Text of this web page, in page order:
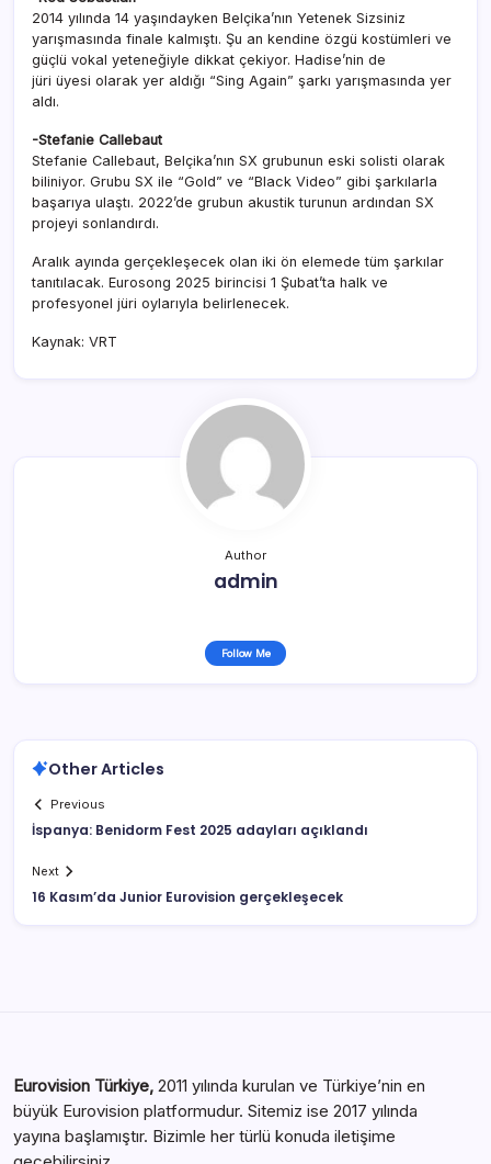
2014 yılında 14 yaşındayken Belçika’nın Yetenek Sizsiniz
yarışmasında finale kalmıştı. Şu an kendine özgü kostümleri ve
güçlü vokal yeteneğiyle dikkat çekiyor. Hadise’nin de
jüri üyesi olarak yer aldığı “Sing Again” şarkı yarışmasında yer
aldı.
-Stefanie Callebaut
Stefanie Callebaut, Belçika’nın SX grubunun eski solisti olarak
biliniyor. Grubu SX ile “Gold” ve “Black Video” gibi şarkılarla
başarıya ulaştı. 2022’de grubun akustik turunun ardından SX
projeyi sonlandırdı.
Aralık ayında gerçekleşecek olan iki ön elemede tüm şarkılar
tanıtılacak. Eurosong 2025 birincisi 1 Şubat’ta halk ve
profesyonel jüri oylarıyla belirlenecek.
Kaynak: VRT
Author
admin
Follow Me
Other Articles
Previous
İspanya: Benidorm Fest 2025 adayları açıklandı
Next
16 Kasım’da Junior Eurovision gerçekleşecek
Eurovision Türkiye, 2011 yılında kurulan ve Türkiye’nin en
büyük Eurovision platformudur. Sitemiz ise 2017 yılında
yayına başlamıştır. Bizimle her türlü konuda iletişime